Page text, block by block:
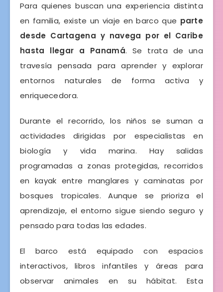
Para quienes buscan una experiencia distinta
en familia, existe un viaje en barco que parte
desde Cartagena y navega por el Caribe
hasta llegar a Panamá. Se trata de una
travesía pensada para aprender y explorar
entornos naturales de forma activa y
enriquecedora.
Durante el recorrido, los niños se suman a
actividades dirigidas por especialistas en
biología y vida marina. Hay salidas
programadas a zonas protegidas, recorridos
en kayak entre manglares y caminatas por
bosques tropicales. Aunque se prioriza el
aprendizaje, el entorno sigue siendo seguro y
pensado para todas las edades.
El barco está equipado con espacios
interactivos, libros infantiles y áreas para
observar animales en su hábitat. Esta